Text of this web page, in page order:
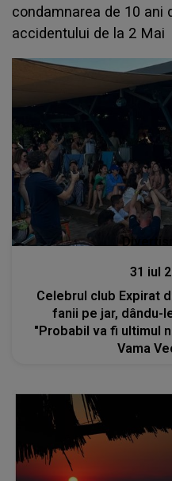
condamnarea de 10 ani
accidentului de la 2 Mai
31 iul
Celebrul club Expirat
fanii pe jar, dându-
"Probabil va fi ultimul
Vama